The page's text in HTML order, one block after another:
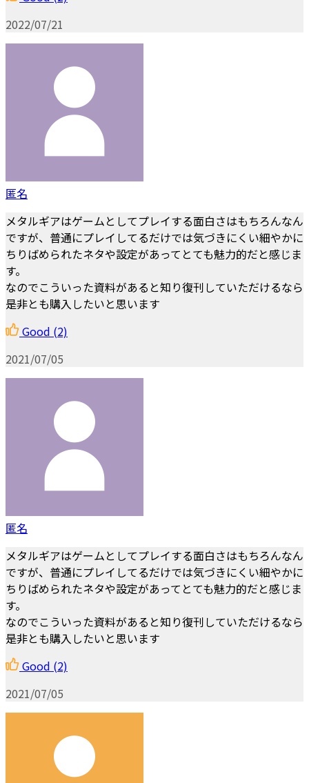
2022/07/21
匿名
メタルギアはゲームとしてプレイする面白さはもちろんなん
ですが、普通にプレイしてるだけでは気づきにくい細やかに
ちりばめられたネタや設定があってとても魅力的だと感じま
す。
なのでこういった資料があると知り復刊していただけるなら
是非とも購入したいと思います
Good (2)
2021/07/05
匿名
メタルギアはゲームとしてプレイする面白さはもちろんなん
ですが、普通にプレイしてるだけでは気づきにくい細やかに
ちりばめられたネタや設定があってとても魅力的だと感じま
す。
なのでこういった資料があると知り復刊していただけるなら
是非とも購入したいと思います
Good (2)
2021/07/05